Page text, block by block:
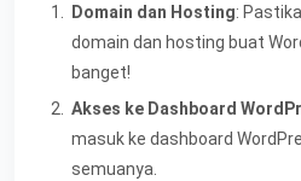
Domain dan Hosting:
domain dan hosting buat
banget!
Akses ke Dashboard
masuk ke dashboard
semuanya.